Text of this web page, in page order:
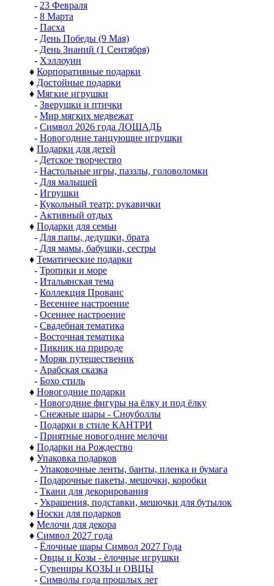
- 23 Февраля
- 8 Марта
- Пасха
- День Победы (9 Мая)
- День Знаний (1 Сентября)
- Хэллоуин
♦ Корпоративные подарки
♦ Достойные подарки
♦ Мягкие игрушки
- Зверушки и птички
- Мир мягких медвежат
- Символ 2026 года ЛОШАДЬ
- Новогодние танцующие игрушки
♦ Подарки для детей
- Детское творчество
- Настольные игры, паззлы, головоломки
- Для малышей
- Игрушки
- Кукольный театр: рукавички
- Активный отдых
♦ Подарки для семьи
- Для папы, дедушки, брата
- Для мамы, бабушки, сестры
♦ Тематические подарки
- Тропики и море
- Итальянская тема
- Коллекция Прованс
- Весеннее настроение
- Осеннее настроение
- Свадебная тематика
- Восточная тематика
- Пикник на природе
- Моряк путешественик
- Арабская сказка
- Бохо стиль
♦ Новогодние подарки
- Новогодние фигуры на ёлку и под ёлку
- Снежные шары - Сноуболлы
- Подарки в стиле КАНТРИ
- Приятные новогодние мелочи
♦ Подарки на Рождество
♦ Упаковка подарков
- Упаковочные ленты, банты, пленка и бумага
- Подарочные пакеты, мешочки, коробки
- Ткани для декорирования
- Украшения, подставки, мешочки для бутылок
♦ Носки для подарков
♦ Мелочи для декора
♦ Символ 2027 года
- Ёлочные шары Символ 2027 Года
- Овцы и Козы - ёлочные игрушки
- Сувениры КОЗЫ и ОВЦЫ
- Символы года прошлых лет